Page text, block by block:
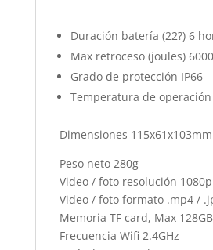
Duración batería (22?) 6
Max retroceso (joules) 6000
Grado de protección IP66
Temperatura de operación
Dimensiones 115x61x103mm
Peso neto 280g
Video / foto resolución 1080p
Video / foto formato .mp4 /
Memoria TF card, Max 128GB
Frecuencia Wifi 2.4GHz